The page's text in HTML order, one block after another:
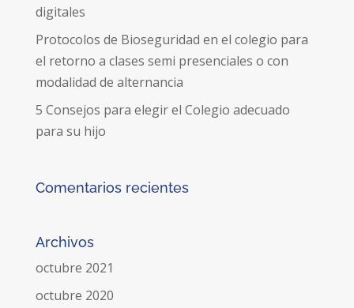
digitales
Protocolos de Bioseguridad en el colegio para
el retorno a clases semi presenciales o con
modalidad de alternancia
5 Consejos para elegir el Colegio adecuado
para su hijo
Comentarios recientes
Archivos
octubre 2021
octubre 2020